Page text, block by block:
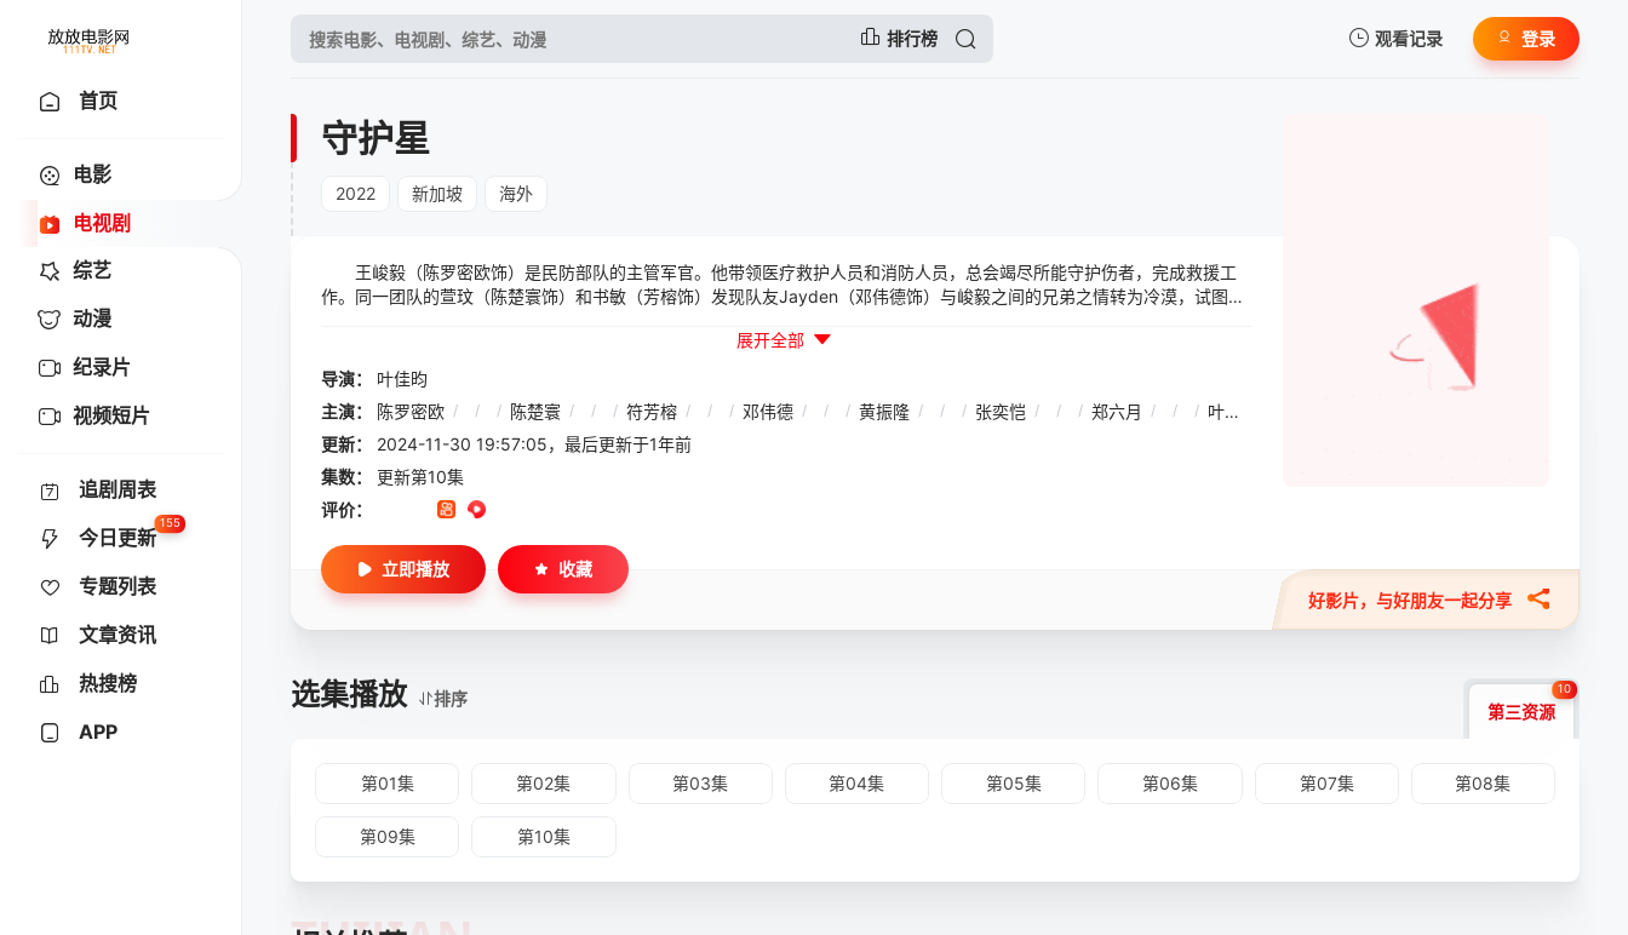
排行榜 观看记录
暂无观看影片的记录
登录
首页
电影
电视剧
综艺
动漫
纪录片
视频短片
追剧周表
今日更新
155
专题列表
文章资讯
热搜榜
APP
守护星
2022 新加坡 海外
王峻毅（陈罗密欧饰）是民防部队的主管军官。他带领医疗救护人员和消防人员，总会竭尽所能守护伤者，完成救援工
作。同一团队的萱玟（陈楚寰饰）和书敏（芳榕饰）发现队友Jayden（邓伟德饰）与峻毅之间的兄弟之情转为冷漠，试图找
展开全部
导演：
叶佳昀
主演：
陈罗密欧 / / / 陈楚寰 / / / 符芳榕 / / / 邓伟德 / / / 黄振隆 / / / 张奕恺 / / / 郑六月 / / / 叶佳昀
更新：
2024-11-30 19:57:05，最后更新于1年前
集数：
更新第10集
评价：
好影片，与好朋友一起分享
立即播放 收藏
选集播放 排序
第三资源
10
第01集 第02集 第03集 第04集 第05集 第06集 第07集 第08集
第09集 第10集